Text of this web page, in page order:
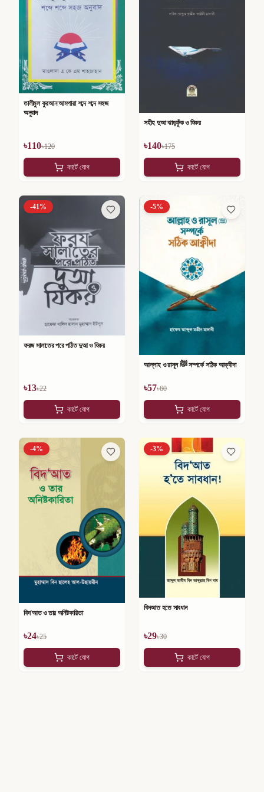
তালীমুল কুরআন আমপারা শব্দে শব্দে সহজ
অনুবাদ
৳110৳120
কার্টে যোগ
সহীহ দুআ ঝাড়ফুঁক ও যিকর
৳140৳175
কার্টে যোগ
-41%
ফরজ সালাতের পরে পঠিত দুআ ও যিকর
৳13৳22
কার্টে যোগ
-5%
আল্লাহ ও রাসূল ﷺ সম্পর্কে সঠিক আক্বীদা
৳57৳60
কার্টে যোগ
-4%
বিদ'আত ও তার অনিষ্টকারিতা
৳24৳25
কার্টে যোগ
-3%
বিদআত হতে সাবধান
৳29৳30
কার্টে যোগ